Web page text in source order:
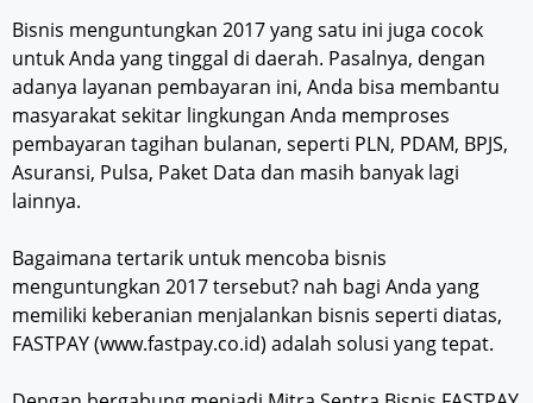
Bisnis menguntungkan 2017 yang satu ini juga cocok
untuk Anda yang tinggal di daerah. Pasalnya, dengan
adanya layanan pembayaran ini, Anda bisa membantu
masyarakat sekitar lingkungan Anda memproses
pembayaran tagihan bulanan, seperti PLN, PDAM, BPJS,
Asuransi, Pulsa, Paket Data dan masih banyak lagi
lainnya.
Bagaimana tertarik untuk mencoba bisnis
menguntungkan 2017 tersebut? nah bagi Anda yang
memiliki keberanian menjalankan bisnis seperti diatas,
FASTPAY (www.fastpay.co.id) adalah solusi yang tepat.